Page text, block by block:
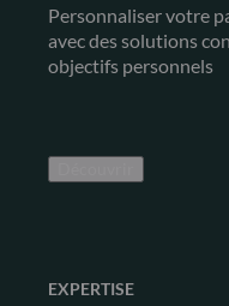
Personnaliser votre
avec des solutions
objectifs personnels
EXPERTISE